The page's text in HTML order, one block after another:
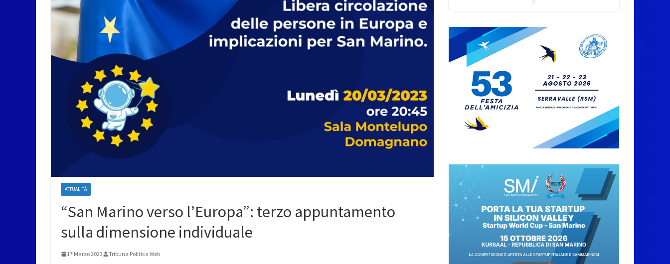
ATTUALITÀ
“San Marino verso l’Europa”: terzo appuntamento
sulla dimensione individuale
17 Marzo 2023 Tribuna Politica Web
San Marino. USL:
l’inferno di Marcinelle
diventi monito e
6 Agosto 2026
San Marino. Sindacati:
PdL famiglia, alla
prima sessione
consiliare utile deve
Protezione Civile San
Marino. Incendi
boschivi: attivazione
della fase preliminare
di preallarme, dal 3 al
9 agosto
6 Agosto 2026